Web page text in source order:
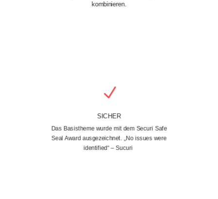
kombinieren.
N
SICHER
Das Basistheme wurde mit dem Securi Safe
Seal Award ausgezeichnet. „No issues were
identified“ – Sucuri